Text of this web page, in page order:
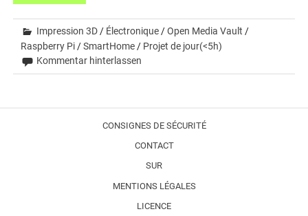
Impression 3D / Électronique /Open Media Vault /
Raspberry Pi /SmartHome / Projet de jour(<5h)
Kommentar hinterlassen
CONSIGNES DE SÉCURITÉ
CONTACT
SUR
MENTIONS LÉGALES
LICENCE